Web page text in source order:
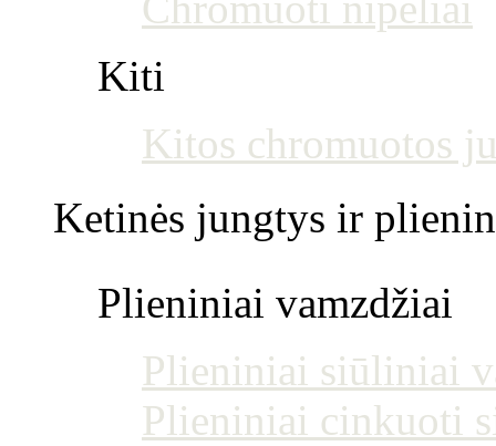
Kiti
Kitos chromuotos
Ketinės jungtys ir
Plieniniai vamzdžiai
Plieniniai siūliniai
Plieniniai cinkuoti